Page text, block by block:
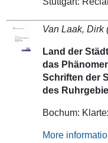
Van Laak, Dirk
Land der
das
Schriften der
des
Bochum:
More